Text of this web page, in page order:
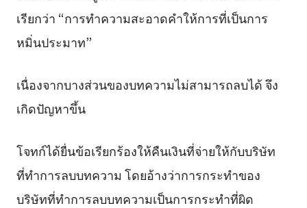
เรียกว่า “การทำความสะอาดคำให้การที่เป็นการ
หมิ่นประมาท”
เนื่องจากบางส่วนของบทความไม่สามารถลบได้ จึง
เกิดปัญหาขึ้น
โจทก์ได้ยื่นข้อเรียกร้องให้คืนเงินที่จ่ายให้กับบริษัท
ที่ทำการลบบทความ โดยอ้างว่าการกระทำของ
บริษัทที่ทำการลบบทความเป็นการกระทำที่ผิด